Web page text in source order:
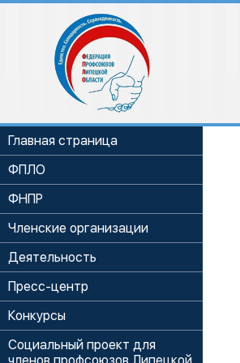
Главная страница
ФПЛО
ФНПР
Членские организации
Деятельность
Пресс-центр
Конкурсы
Социальный проект для